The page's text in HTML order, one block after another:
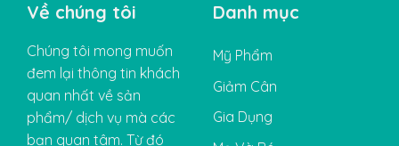
Về chúng tôi
Chúng tôi mong muốn
đem lại thông tin khách
quan nhất về sản
phẩm/ dịch vụ mà các
bạn quan tâm. Từ đó
Danh mục
Mỹ Phẩm
Giảm Cân
Gia Dụng